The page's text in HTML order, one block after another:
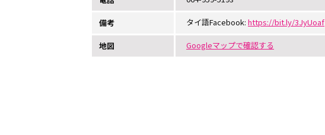
備考 タイ語Facebook: https://bit.ly/3JyUoaf
地図 Googleマップで確認する